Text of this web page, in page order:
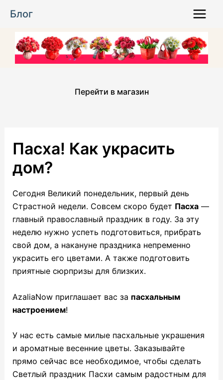
Блог
Menu
Перейти в магазин
Пасха! Как украсить
дом?
Сегодня Великий понедельник, первый день
Страстной недели. Совсем скоро будет Пасха—
главный православный праздник в году. За эту
неделю нужно успеть подготовиться, прибрать
свой дом, а накануне праздника непременно
украсить его цветами. А также подготовить
приятные сюрпризы для близких.
AzaliaNow приглашает вас за пасхальным
настроением!
У нас есть самые милые пасхальные украшения
и ароматные весенние цветы. Заказывайте
прямо сейчас все необходимое, чтобы сделать
Светлый праздник Пасхи самым радостным для